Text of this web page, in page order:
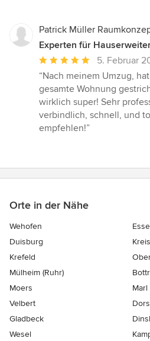
Patrick Müller
Experten für
Durchschnittliche
Bewertung:
5
von
5
Sternen
5. Februar
“Nach meinem Umzug,
gesamte Wohnung
wirklich super! Sehr
verbindlich, schnell, und
empfehlen!”
Orte in der Nähe
Wehofen
Duisburg
Krefeld
Mülheim (Ruhr)
Moers
Marl
Velbert
Gladbeck
Wesel